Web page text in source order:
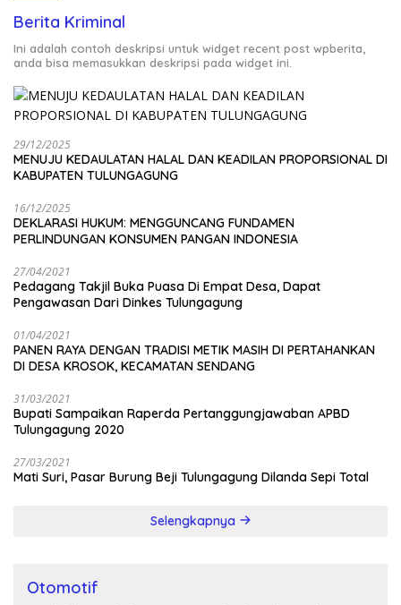
Berita Kriminal
Ini adalah contoh deskripsi untuk widget recent post wpberita,
anda bisa memasukkan deskripsi pada widget ini.
29/12/2025
MENUJU KEDAULATAN HALAL DAN KEADILAN PROPORSIONAL DI
KABUPATEN TULUNGAGUNG
16/12/2025
DEKLARASI HUKUM: MENGGUNCANG FUNDAMEN
PERLINDUNGAN KONSUMEN PANGAN INDONESIA
27/04/2021
Pedagang Takjil Buka Puasa Di Empat Desa, Dapat
Pengawasan Dari Dinkes Tulungagung
01/04/2021
PANEN RAYA DENGAN TRADISI METIK MASIH DI PERTAHANKAN
DI DESA KROSOK, KECAMATAN SENDANG
31/03/2021
Bupati Sampaikan Raperda Pertanggungjawaban APBD
Tulungagung 2020
27/03/2021
Mati Suri, Pasar Burung Beji Tulungagung Dilanda Sepi Total
Selengkapnya
Otomotif